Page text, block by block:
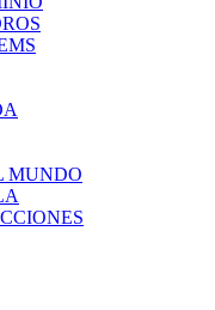
MUNDO